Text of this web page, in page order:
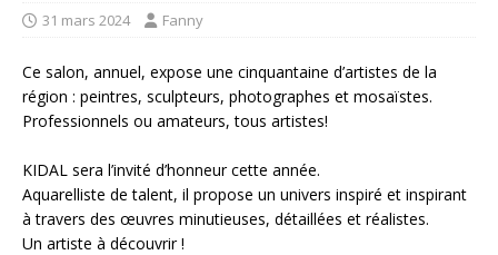
31 mars 2024 Fanny
Ce salon, annuel, expose une cinquantaine d’artistes de la
région : peintres, sculpteurs, photographes et mosaïstes.
Professionnels ou amateurs, tous artistes!
KIDAL sera l’invité d’honneur cette année.
Aquarelliste de talent, il propose un univers inspiré et inspirant
à travers des œuvres minutieuses, détaillées et réalistes.
Un artiste à découvrir !